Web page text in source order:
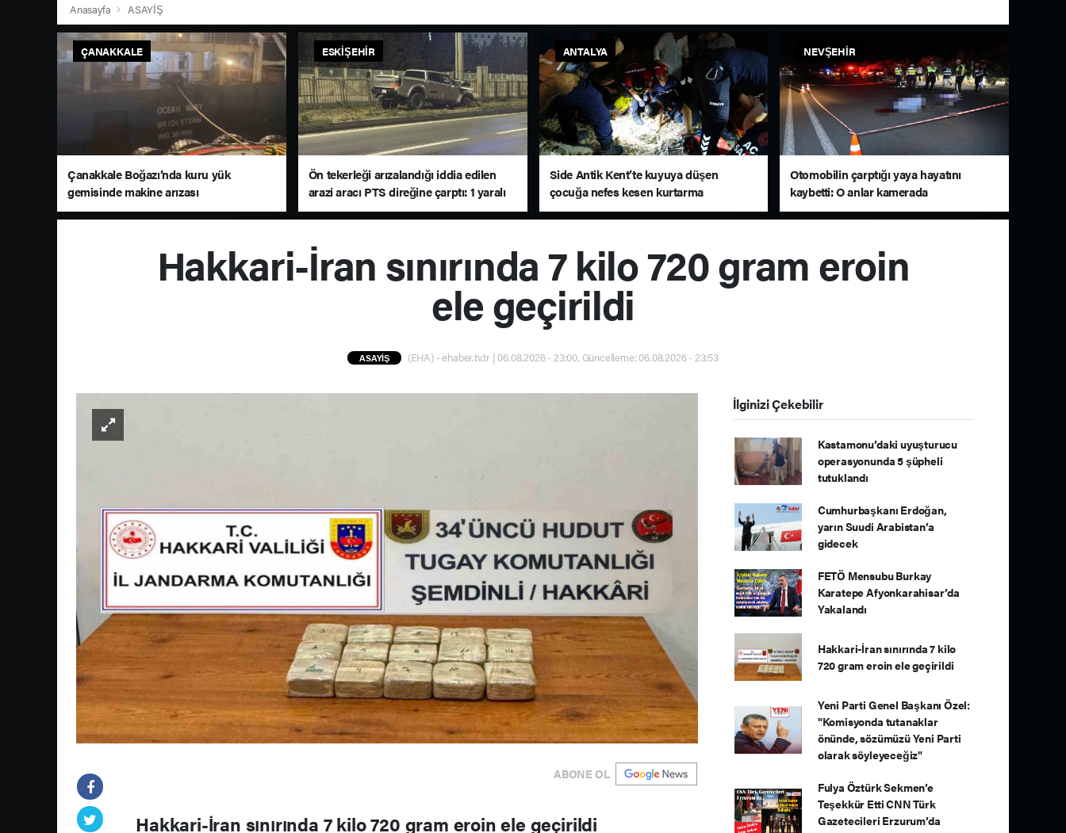
Anasayfa ASAYİŞ
ÇANAKKALE
Çanakkale Boğazı’nda kuru yük
gemisinde makine arızası
ESKIŞEHIR
Ön tekerleği arızalandığı iddia edilen
arazi aracı PTS direğine çarptı: 1 yaralı
ANTALYA
Side Antik Kent’te kuyuya düşen
çocuğa nefes kesen kurtarma
operasyonu
NEVŞEHIR
Otomobilin çarptığı yaya hayatını
kaybetti: O anlar kamerada
Hakkari-İran sınırında 7 kilo 720 gram eroin
ele geçirildi
ASAYİŞ (EHA) - ehaber.tv.tr | 06.08.2026 - 23:00, Güncelleme: 06.08.2026 - 23:53
ABONE OL
Hakkari-İran sınırında 7 kilo 720 gram eroin ele geçirildi
İlginizi Çekebilir
Kastamonu’daki uyuşturucu
operasyonunda 5 şüpheli
tutuklandı
Cumhurbaşkanı Erdoğan,
yarın Suudi Arabistan’a
gidecek
FETÖ Mensubu Burkay
Karatepe Afyonkarahisar’da
Yakalandı
Hakkari-İran sınırında 7 kilo
720 gram eroin ele geçirildi
Yeni Parti Genel Başkanı Özel:
"Komisyonda tutanaklar
önünde, sözümüzü Yeni Parti
olarak söyleyeceğiz"
Fulya Öztürk Sekmen’e
Teşekkür Etti CNN Türk
Gazetecileri Erzurum’da